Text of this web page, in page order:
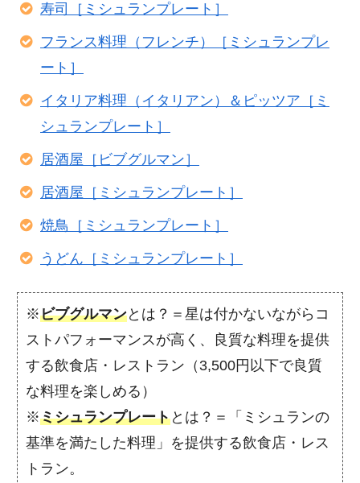
寿司［ミシュランプレート］
フランス料理（フレンチ）［ミシュランプレ
ート］
イタリア料理（イタリアン）＆ピッツア［ミ
シュランプレート］
居酒屋［ビブグルマン］
居酒屋［ミシュランプレート］
焼鳥［ミシュランプレート］
うどん［ミシュランプレート］
※ビブグルマンとは？＝星は付かないながらコ
ストパフォーマンスが高く、良質な料理を提供
する飲食店・レストラン（3,500円以下で良質
な料理を楽しめる）
※ミシュランプレートとは？＝「ミシュランの
基準を満たした料理」を提供する飲食店・レス
トラン。